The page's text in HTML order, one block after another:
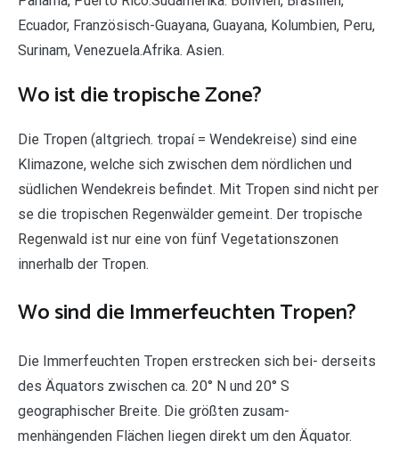
Ecuador, Französisch-Guayana, Guayana, Kolumbien, Peru,
Surinam, Venezuela.Afrika. Asien.
Wo ist die tropische Zone?
Die Tropen (altgriech. tropaí = Wendekreise) sind eine
Klimazone, welche sich zwischen dem nördlichen und
südlichen Wendekreis befindet. Mit Tropen sind nicht per
se die tropischen Regenwälder gemeint. Der tropische
Regenwald ist nur eine von fünf Vegetationszonen
innerhalb der Tropen.
Wo sind die Immerfeuchten Tropen?
Die Immerfeuchten Tropen erstrecken sich bei- derseits
des Äquators zwischen ca. 20° N und 20° S
geographischer Breite. Die größten zusam-
menhängenden Flächen liegen direkt um den Äquator.